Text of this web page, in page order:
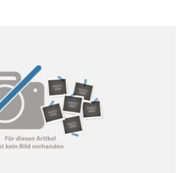
sorgte für eine zügige